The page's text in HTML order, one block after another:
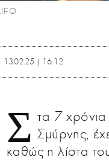
13.02.25 | 16:12
Σ τα 7
Σμύρνης,
καθώς η λίστα